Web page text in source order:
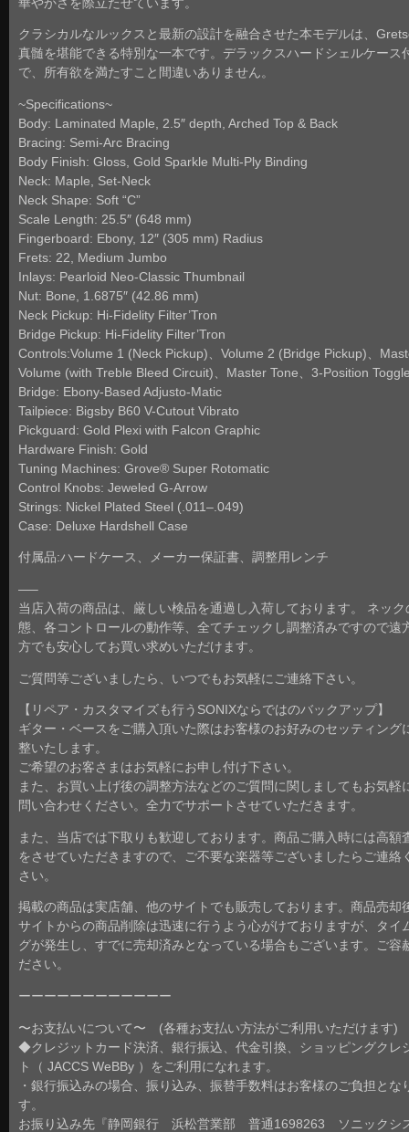
華やかさを際立たせています。
クラシカルなルックスと最新の設計を融合させた本モデルは、
真髄を堪能できる特別な一本です。デラックスハードシェルケース
で、所有欲を満たすこと間違いありません。
~Specifications~
Body: Laminated Maple, 2.5″ depth, Arched Top & Back
Bracing: Semi-Arc Bracing
Body Finish: Gloss, Gold Sparkle Multi-Ply Binding
Neck: Maple, Set-Neck
Neck Shape: Soft “C”
Scale Length: 25.5″ (648 mm)
Fingerboard: Ebony, 12″ (305 mm) Radius
Frets: 22, Medium Jumbo
Inlays: Pearloid Neo-Classic Thumbnail
Nut: Bone, 1.6875″ (42.86 mm)
Neck Pickup: Hi-Fidelity Filter’Tron
Bridge Pickup: Hi-Fidelity Filter’Tron
Controls:Volume 1 (Neck Pickup)、Volume 2 (Bridge Pickup)、
Volume (with Treble Bleed Circuit)、Master Tone、3-Position
Bridge: Ebony-Based Adjusto-Matic
Tailpiece: Bigsby B60 V-Cutout Vibrato
Pickguard: Gold Plexi with Falcon Graphic
Hardware Finish: Gold
Tuning Machines: Grove® Super Rotomatic
Control Knobs: Jeweled G-Arrow
Strings: Nickel Plated Steel (.011–.049)
Case: Deluxe Hardshell Case
付属品:ハードケース、メーカー保証書、調整用レンチ
—–
当店入荷の商品は、厳しい検品を通過し入荷しております。 ネック
態、各コントロールの動作等、全てチェックし調整済みですので遠
方でも安心してお買い求めいただけます。
ご質問等ございましたら、いつでもお気軽にご連絡下さい。
【リペア・カスタマイズも行うSONIXならではのバックアップ】
ギター・ベースをご購入頂いた際はお客様のお好みのセッティング
整いたします。
ご希望のお客さまはお気軽にお申し付け下さい。
また、お買い上げ後の調整方法などのご質問に関しましてもお気軽
問い合わせください。全力でサポートさせていただきます。
また、当店では下取りも歓迎しております。商品ご購入時には高額
をさせていただきますので、ご不要な楽器等ございましたらご連絡
さい。
掲載の商品は実店舗、他のサイトでも販売しております。商品売却
サイトからの商品削除は迅速に行うよう心がけておりますが、タイ
グが発生し、すでに売却済みとなっている場合もございます。ご容
ださい。
ーーーーーーーーーーーー
〜お支払いについて〜 (各種お支払い方法がご利用いただけます)
◆クレジットカード決済、銀行振込、代金引換、ショッピングクレ
ト（ JACCS WeBBy ）をご利用になれます。
・銀行振込みの場合、振り込み、振替手数料はお客様のご負担とな
す。
お振り込み先『静岡銀行 浜松営業部 普通1698263 ソニックシ